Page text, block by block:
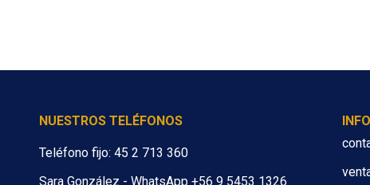
NUESTROS TELÉFONOS
Teléfono fijo: 45 2 713 360
Sara González - WhatsApp +56 9 5453 1326